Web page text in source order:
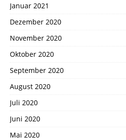
Januar 2021
Dezember 2020
November 2020
Oktober 2020
September 2020
August 2020
Juli 2020
Juni 2020
Mai 2020